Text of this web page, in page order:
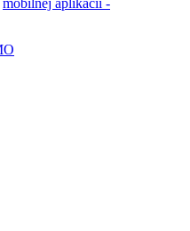
mobilnej aplikácii -